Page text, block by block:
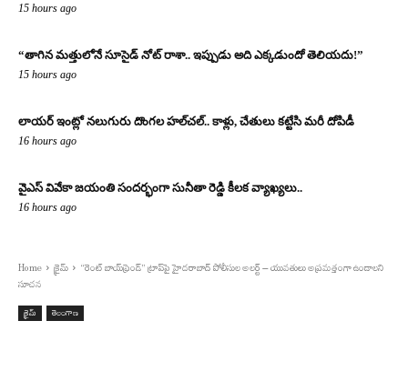
15 hours ago
“తాగిన మత్తులోనే సూసైడ్ నోట్ రాశా.. ఇప్పుడు అది ఎక్కడుందో తెలియదు!”
15 hours ago
లాయర్ ఇంట్లో నలుగురు దొంగల హల్‌చల్.. కాళ్లు, చేతులు కట్టేసి మరీ దోపిడీ
16 hours ago
వైఎస్ వివేకా జయంతి సందర్భంగా సునీతా రెడ్డి కీలక వ్యాఖ్యలు..
16 hours ago